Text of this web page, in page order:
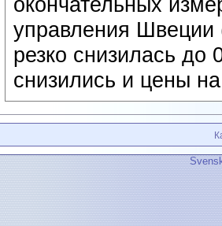
управления
резко снизилась
снизились и цены